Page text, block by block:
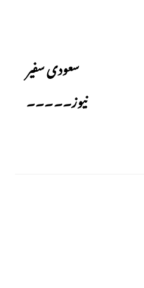
سعودی سفیر
نیوز۔۔۔۔۔